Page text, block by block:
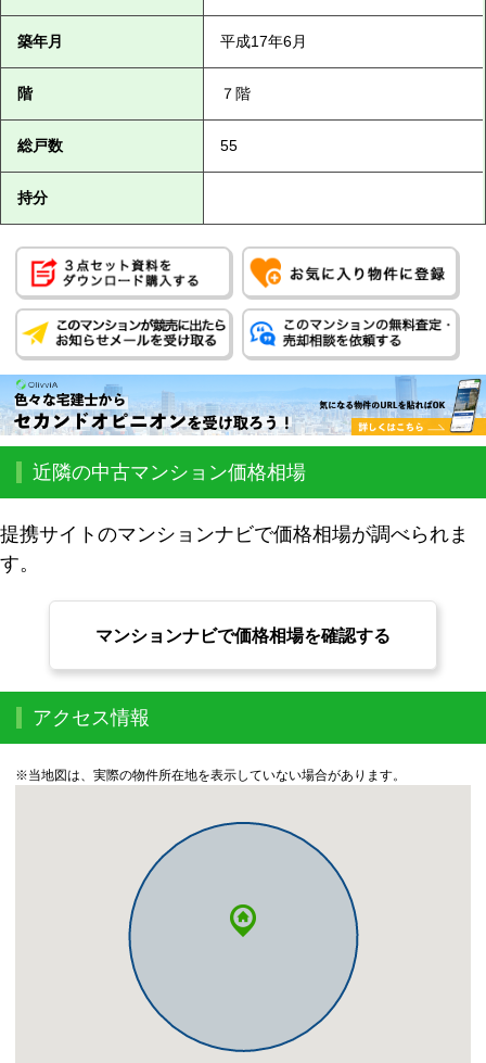
築年月 平成17年6月
階 ７階
総戸数 55
持分
近隣の中古マンション価格相場
提携サイトのマンションナビで価格相場が調べられま
す。
マンションナビで価格相場を確認する
アクセス情報
※当地図は、実際の物件所在地を表示していない場合があります。